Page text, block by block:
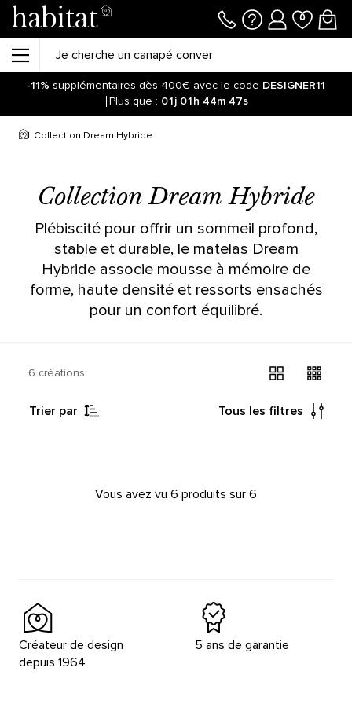
-11% supplémentaires dès 400€ avec le code DESIGNER11
Plus que : 01j 01h 44m 47s
Collection Dream Hybride
Collection Dream Hybride
Plébiscité pour offrir un sommeil profond,
stable et durable, le matelas Dream
Hybride associe mousse à mémoire de
forme, haute densité et ressorts ensachés
pour un confort équilibré.
6 créations
Trier par Tous les filtres
Vous avez vu 6 produits sur 6
Créateur de design
depuis 1964
5 ans de garantie